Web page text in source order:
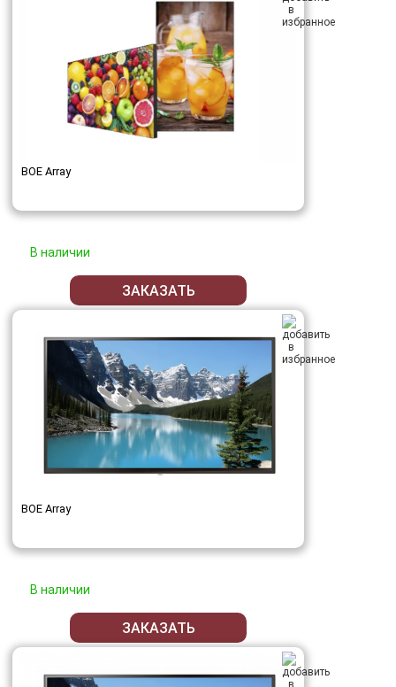
BOE Array
В наличии
ЗАКАЗАТЬ
BOE Array
В наличии
ЗАКАЗАТЬ